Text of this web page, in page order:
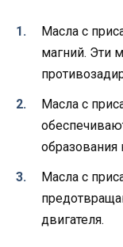
Масла с
магний. Эти
Масла с
образования
Масла с
двигателя.